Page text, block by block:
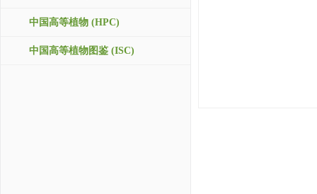
中国高等植物 (HPC)
中国高等植物图鉴 (ISC)